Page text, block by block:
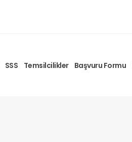
SSS Temsilcilikler Başvuru Formu